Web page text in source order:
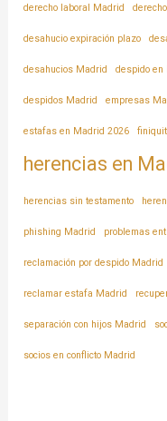
derecho laboral Madrid
desahucio expiración plazo
desahucios Madrid despido en
despidos Madrid empresas
estafas en Madrid 2026
herencias en
herencias sin testamento
phishing Madrid problemas
reclamación por despido Madrid
reclamar estafa Madrid
separación con hijos Madrid
socios en conflicto Madrid